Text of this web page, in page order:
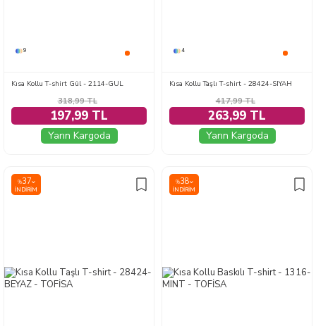
9
Kısa Kollu T-shirt Gül - 2114-GUL
318,99TL
197,99 TL
Yarın Kargoda
4
Kısa Kollu Taşlı T-shirt - 28424-SIYAH
417,99TL
263,99 TL
Yarın Kargoda
%37
İNDIRIM
%38
İNDIRIM